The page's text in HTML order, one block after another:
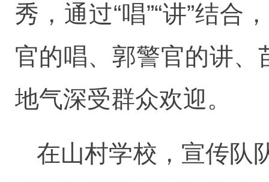
秀，通过“唱”“讲”结
官的唱、郭警官的讲、
地气深受群众欢迎。
在山村学校，宣传队